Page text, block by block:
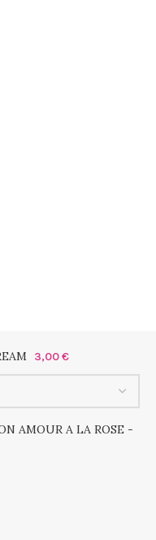
3,00€
AMOUR A LA ROSE -